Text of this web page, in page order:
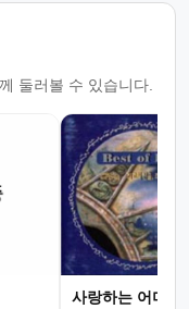
둘러볼 수 있습니다.
사랑하는 어머님